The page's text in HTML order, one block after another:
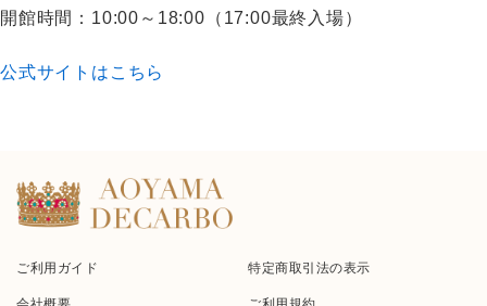
開館時間：10:00～18:00（17:00最終入場）
公式サイトはこちら
ご利用ガイド 特定商取引法の表示